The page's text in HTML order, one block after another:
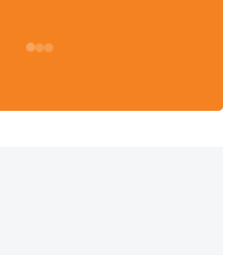
Loading…